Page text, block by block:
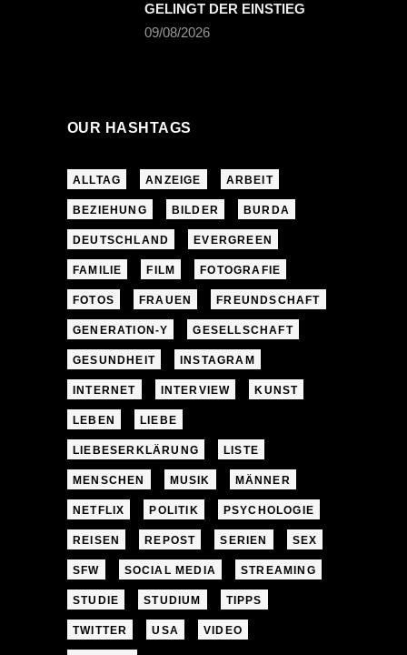
GELINGT DER EINSTIEG
09/08/2026
OUR HASHTAGS
ALLTAG ANZEIGE ARBEIT
BEZIEHUNG BILDER BURDA
DEUTSCHLAND EVERGREEN
FAMILIE FILM FOTOGRAFIE
FOTOS FRAUEN FREUNDSCHAFT
GENERATION-Y GESELLSCHAFT
GESUNDHEIT INSTAGRAM
INTERNET INTERVIEW KUNST
LEBEN LIEBE
LIEBESERKLÄRUNG LISTE
MENSCHEN MUSIK MÄNNER
NETFLIX POLITIK PSYCHOLOGIE
REISEN REPOST SERIEN SEX
SFW SOCIAL MEDIA STREAMING
STUDIE STUDIUM TIPPS
TWITTER USA VIDEO